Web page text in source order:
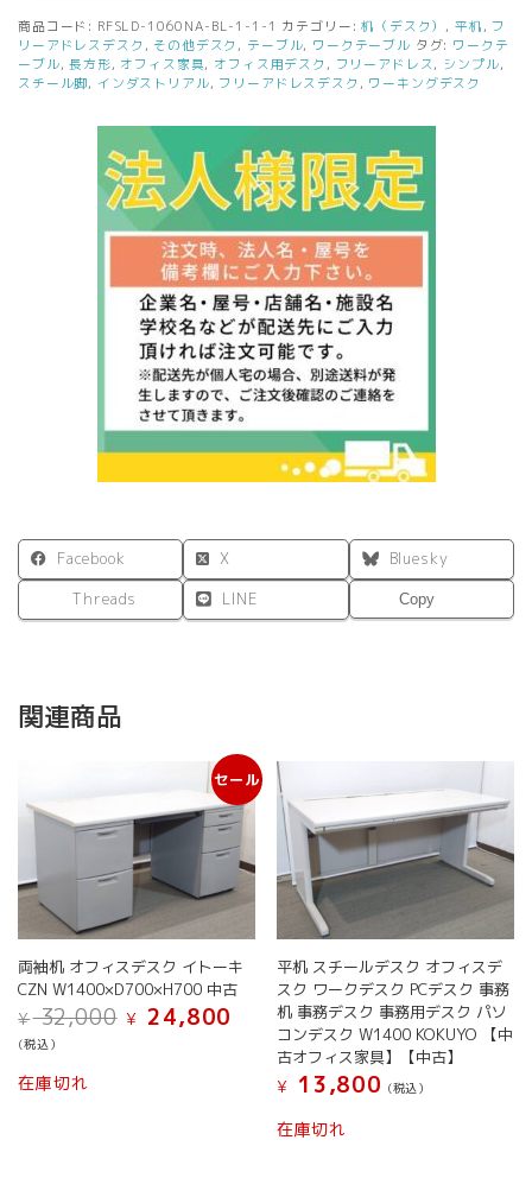
商品コード: RFSLD-1060NA-BL-1-1-1 カテゴリー:机（デスク） , 平机 , フ
リーアドレスデスク ,その他デスク , テーブル, ワークテーブル タグ: ワークテ
ーブル,長方形, オフィス家具, オフィス用デスク , フリーアドレス , シンプル,
スチール脚, インダストリアル, フリーアドレスデスク , ワーキングデスク
Facebook X
Bluesky
Threads
LINE Copy
関連商品
セール
両袖机 オフィスデスク イトーキ
CZN W1400×D700×H700 中古
¥32,000 元
の
¥ 24,800
¥ 24,800
(税込）
在庫切れ
平机 スチールデスク オフィスデ
スク ワークデスク PCデスク 事務
机 事務デスク 事務用デスク パソ
コンデスク W1400 KOKUYO 【中
古オフィス家具】【中古】
¥
13,800 (税込）
在庫切れ